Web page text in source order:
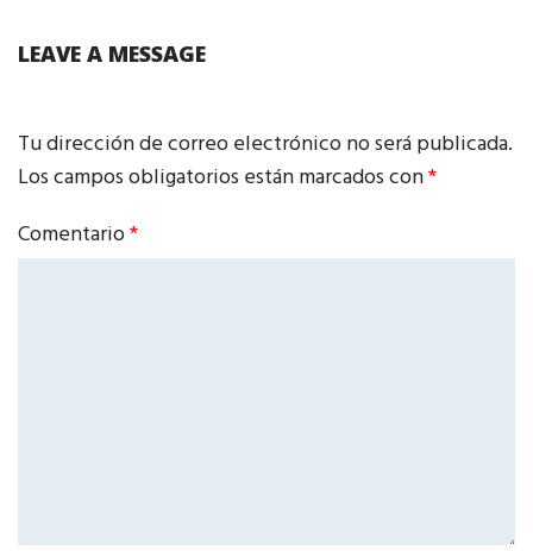
LEAVE A MESSAGE
Tu dirección de correo electrónico no será publicada.
Los campos obligatorios están marcados con*
Comentario*